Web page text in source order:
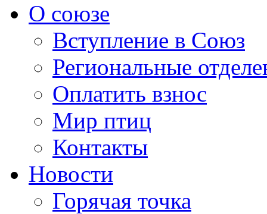
О союзе
Вступление в Союз
Региональные
Оплатить взнос
Мир птиц
Контакты
Новости
Горячая точка